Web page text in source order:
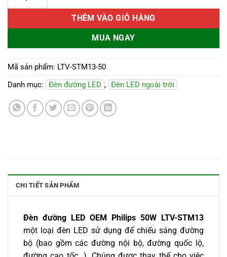
THÊM VÀO GIỎ HÀNG
MUA NGAY
Mã sản phẩm: LTV-STM13-50
Danh mục:
Đèn đường LED , Đèn LED ngoài trời
CHI TIẾT SẢN PHẨM
Đèn đường LED OEM Philips 50W LTV-STM13
một loại đèn LED sử dụng để chiếu sáng đường
bộ (bao gồm các đường nội bộ, đường quốc lộ,